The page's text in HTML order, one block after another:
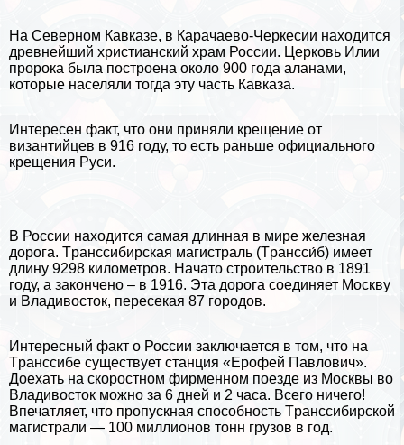
На Северном Кавказе, в Карачаево-Черкесии находится
древнейший христианский храм России. Церковь Илии
пророка была построена около 900 года аланами,
которые населяли тогда эту часть Кавказа.
Интересен факт, что они приняли крещение от
византийцев в 916 году, то есть раньше официального
крещения Руси.
В России находится самая длинная в мире железная
дорога. Tрaнcсибирская магистраль (Tрaнcси́б) имеет
длину 9298 километров. Начато строительство в 1891
году, а закончено – в 1916. Эта дорога соединяет Москву
и Владивосток, пересекая 87 городов.
Интересный факт о России заключается в том, что на
Tрaнcсибе существует станция «Ерофей Павлович».
Доехать на скоростном фирменном поезде из Москвы во
Владивосток можно за 6 дней и 2 часа. Всего ничего!
Впечатляет, что пропускная способность Tрaнcсибирской
магистрали — 100 миллионов тонн грузов в год.